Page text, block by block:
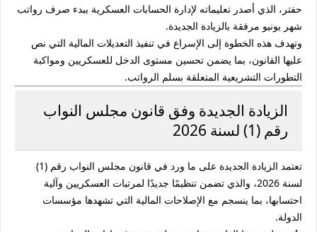
حفتر ، الذي أصدر تعليماته لإدارة الحسابات العسكرية ببدء صرف رواتب
شهر يونيو مرفقة بالزيادة الجديدة.
وتهدف هذه الخطوة إلى الإسراع في تنفيذ التعديلات المالية التي نص
عليها القانون، بما يضمن تحسين مستوى الدخل للعسكريين ومواكبة
التطورات التشريعية المتعلقة بسلم الرواتب.
الزيادة الجديدة وفق قانون مجلس النواب
رقم (1) لسنة 2026
تعتمد الزيادة الجديدة على ما ورد في
قانون مجلس النواب رقم (1)
لسنة 2026
، والذي تضمن تنظيمًا جديدًا لمرتبات العسكريين وآلية
احتسابها، بما ينسجم مع الإصلاحات المالية التي تشهدها مؤسسات
الدولة.